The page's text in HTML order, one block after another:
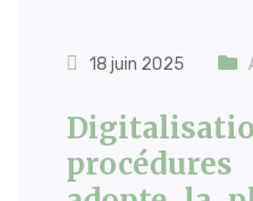
18 juin 2025